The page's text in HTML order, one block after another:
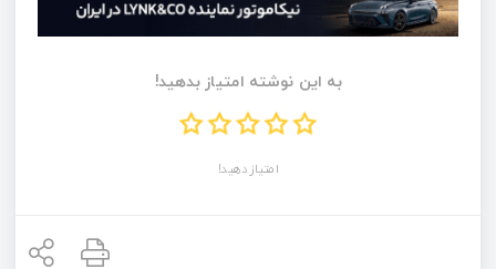
به این نوشته امتیاز بدهید!
امتیاز دهید!